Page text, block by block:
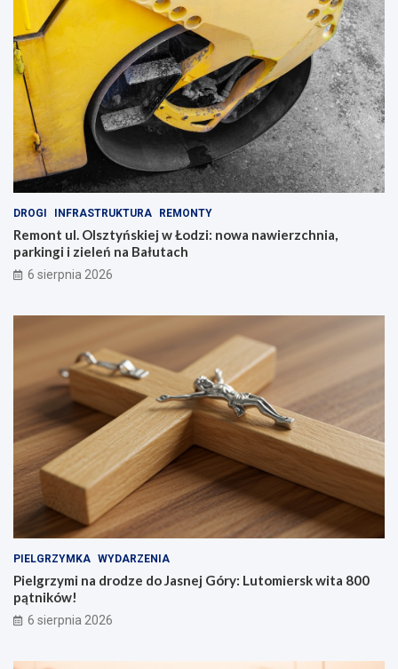
DROGI INFRASTRUKTURA REMONTY
Remont ul. Olsztyńskiej w Łodzi: nowa nawierzchnia,
parkingi i zieleń na Bałutach
6 sierpnia 2026
PIELGRZYMKA WYDARZENIA
Pielgrzymi na drodze do Jasnej Góry: Lutomiersk wita 800
pątników!
6 sierpnia 2026